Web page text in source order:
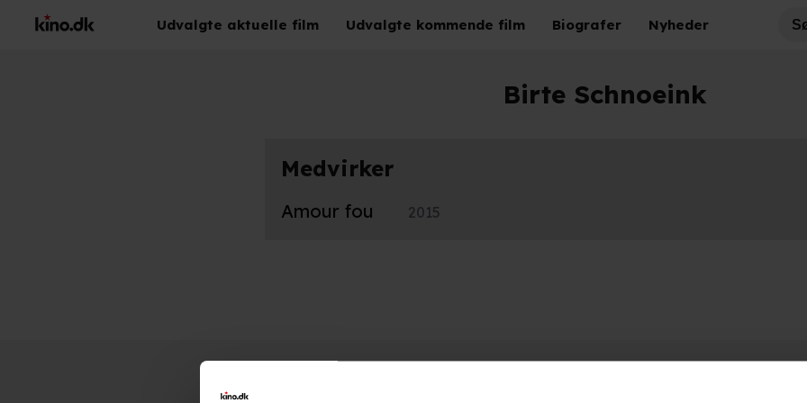
Udvalgte aktuelle film Udvalgte kommende film Biografer Nyheder
Birte Schnoeink
Medvirker
Amour fou 2015
Hold dig opdateret